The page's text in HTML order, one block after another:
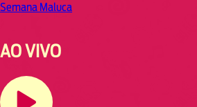
Semana Maluca
AO VIVO